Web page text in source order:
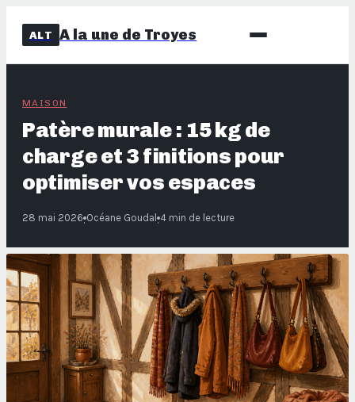
ALT A la une de Troyes
MAISON
Patère murale : 15 kg de
charge et 3 finitions pour
optimiser vos espaces
28 mai 2026· Océane Goudal · 4 min de lecture